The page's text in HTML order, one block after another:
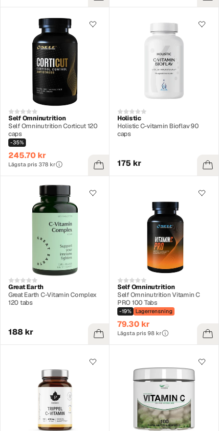
Self Omninutrition
Self Omninutrition Corticut 120
caps
-35%
245.70 kr
Lägsta pris 378 kr
Holistic
Holistic C-vitamin Bioflav 90
caps
175 kr
Great Earth
Great Earth C-Vitamin Complex
120 tabs
188 kr
Self Omninutrition
Self Omninutrition Vitamin C
PRO 100 Tabs
-19% Lagerrensning
79.30 kr
Lägsta pris 98 kr